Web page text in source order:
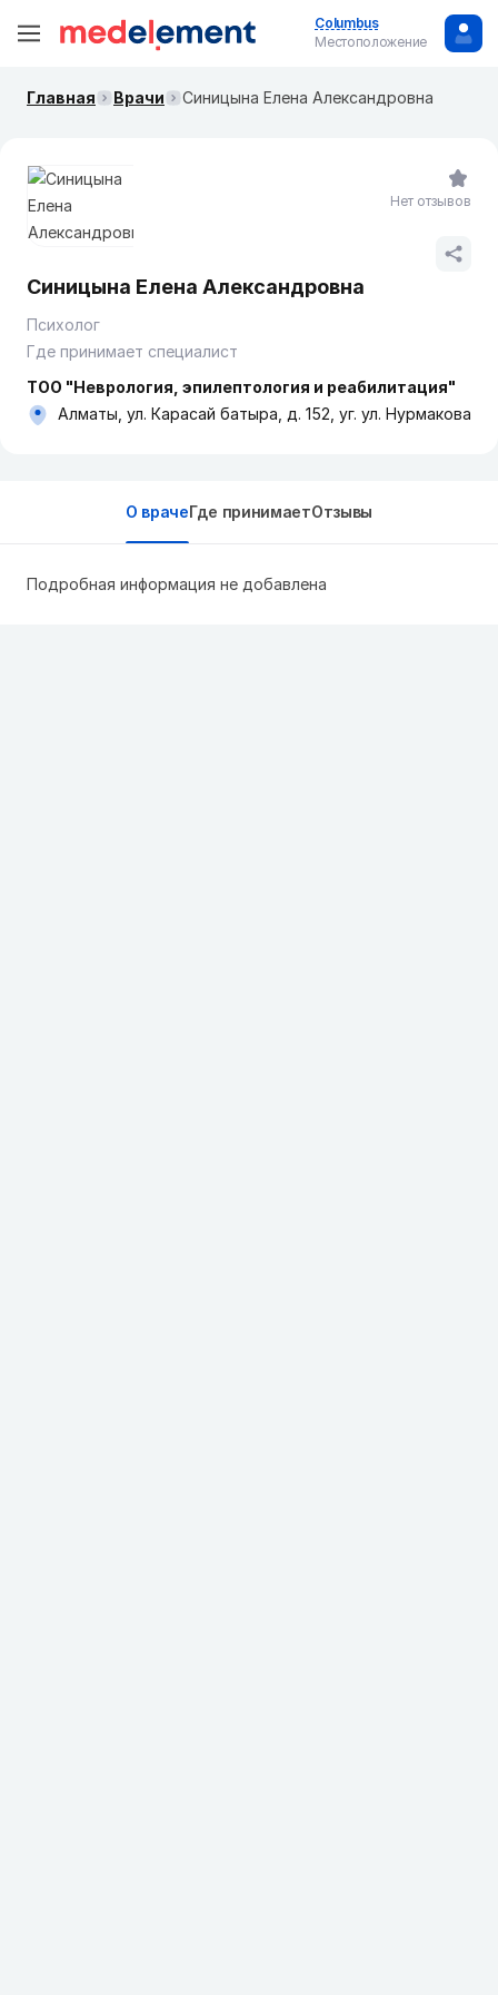
Columbus
Местоположение
Главная Врачи Синицына Елена Александровна
Синицына Елена Александровна
Психолог
Где принимает специалист
ТОО "Неврология, эпилептология и реабилитация"
Алматы, ул. Карасай батыра, д. 152, уг. ул. Нурмакова
Нет отзывов
О врачеГде принимаетОтзывы
Подробная информация не добавлена